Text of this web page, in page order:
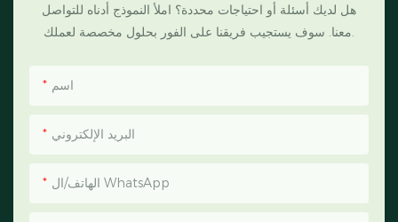
هل لديك أسئلة أو احتياجات محددة؟ املأ النموذج أدناه للتواصل
اسم
البريد الإلكتروني
الهاتف/ال WhatsApp